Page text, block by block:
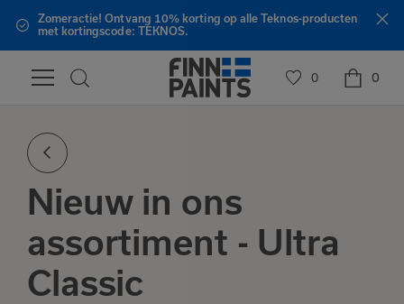
Zomeractie! Ontvang 10% korting op alle Teknos-producten
met kortingscode: TEKNOS.
0 0
Nieuw in ons
assortiment - Ultra
Classic